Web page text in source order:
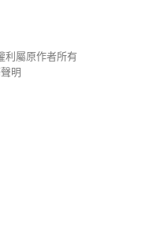
利屬原作者所有
明